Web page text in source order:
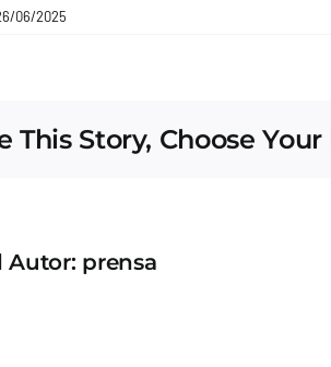
06/2025
This Story, Choose
Autor: prensa